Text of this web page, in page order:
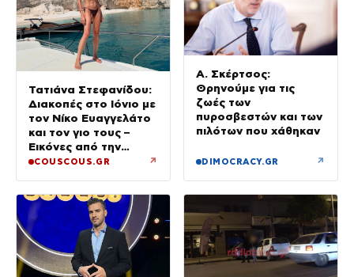
Τατιάνα Στεφανίδου:
Διακοπές στο Ιόνιο με
τον Νίκο Ευαγγελάτο
και τον γιο τους –
Εικόνες από την
Κεφαλονιά
COUSCOUS.GR ↗
Α. Σκέρτσος:
Θρηνούμε για τις
ζωές των
πυροσβεστών και των
πιλότων που χάθηκαν
DIMOCRACY.GR ↗